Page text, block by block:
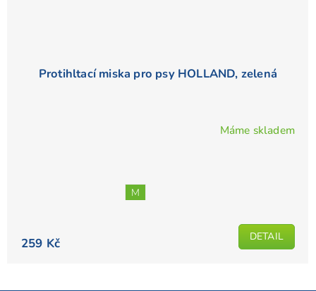
Protihltací miska pro psy HOLLAND, zelená
5
hvězdiček.
Máme skladem
259 Kč DETAIL
M